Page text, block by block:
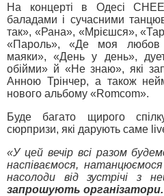
На концерті в Одесі
баладами і сучасними
так», «Рана», «Мрієшся»,
«Пароль», «Де моя любов
маяки», «День у день»,
обійми» й «Не знаю», які
Анною Трінчер, а також
нового альбому «Romcom».
Буде багато щирого
сюрпризи, які дарують саме
«У цей вечір всі разом
наспіваємося,
насолоди від зустрічі з
запрошують організатори.